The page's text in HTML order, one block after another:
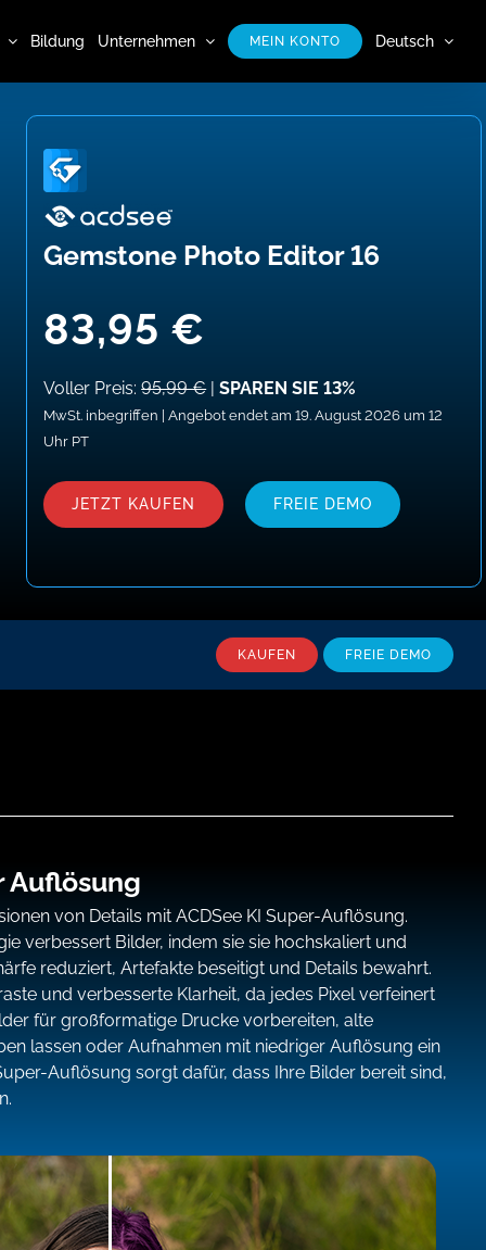
Bildung Unternehmen MEIN KONTO Deutsch
Gemstone Photo Editor 16
83,95 €
Voller Preis:95,99 €|SPAREN SIE 13%
MwSt. inbegriffen | Angebot endet am 19. August 2026 um 12
Uhr PT
JETZT KAUFEN FREIE DEMO
KAUFEN FREIE DEMO
Auflösung
von Details mit ACDSee KI Super-Auflösung.
verbessert Bilder, indem sie sie hochskaliert und
reduziert, Artefakte beseitigt und Details bewahrt.
und verbesserte Klarheit, da jedes Pixel verfeinert
für großformatige Drucke vorbereiten, alte
lassen oder Aufnahmen mit niedriger Auflösung ein
Auflösung sorgt dafür, dass Ihre Bilder bereit sind,